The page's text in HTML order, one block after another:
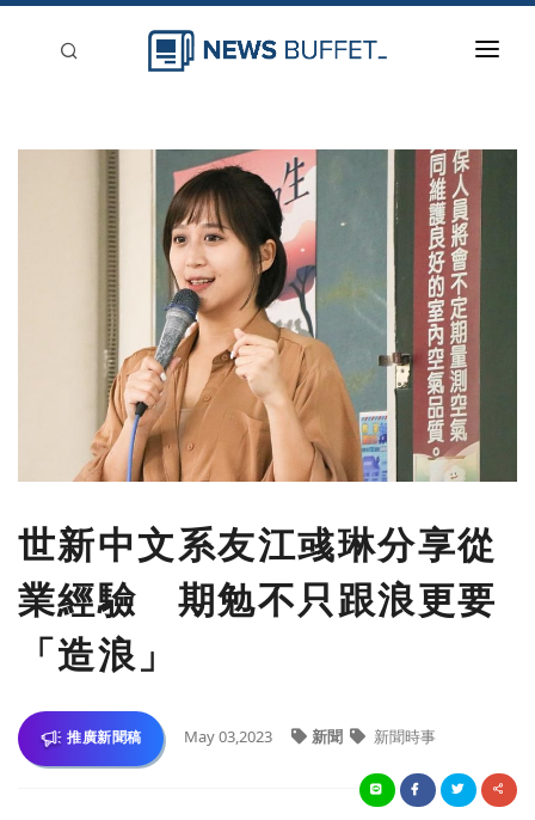
新聞稿分類
世新中文系友江彧琳分享從
業經驗 期勉不只跟浪更要
「造浪」
推廣新聞稿 May 03,2023 新聞 新聞時事